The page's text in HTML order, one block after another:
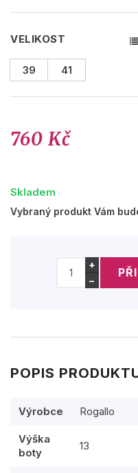
VELIKOST
39 41
760 Kč
Skladem
Vybraný produkt Vám
+
−
POPIS
Výrobce Rogallo
Výška
boty
13